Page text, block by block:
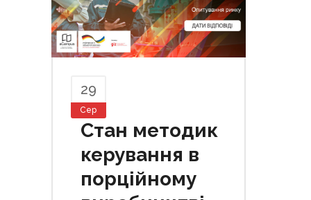
29
Сер
Стан методик
керування в
порційному